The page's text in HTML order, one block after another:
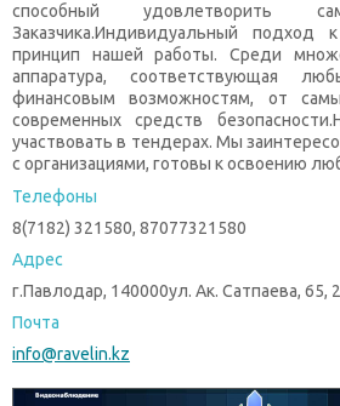
способный удовлетворить
Заказчика.Индивидуальный подход
принцип нашей работы. Среди
аппаратура, соответствующая
финансовым возможностям, от
современных средств
участвовать в тендерах. Мы
с организациями, готовы к освоению
Телефоны
8(7182) 321580, 87077321580
Адрес
г.Павлодар, 140000ул. Ак. Сатпаева, 65,
Почта
info@ravelin.kz